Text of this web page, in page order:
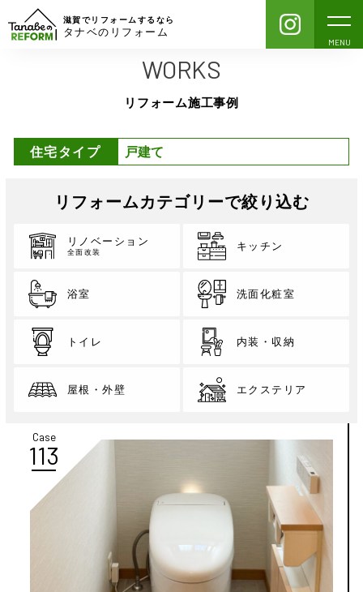
滋賀でリフォームするなら
タナベのリフォーム
MENU
WORKS
リフォーム施工事例
住宅タイプ
リフォームカテゴリーで絞り込む
リノベーション
全面改装 キッチン
浴室 洗面化粧室
トイレ 内装・収納
屋根・外壁 エクステリア
Case
113